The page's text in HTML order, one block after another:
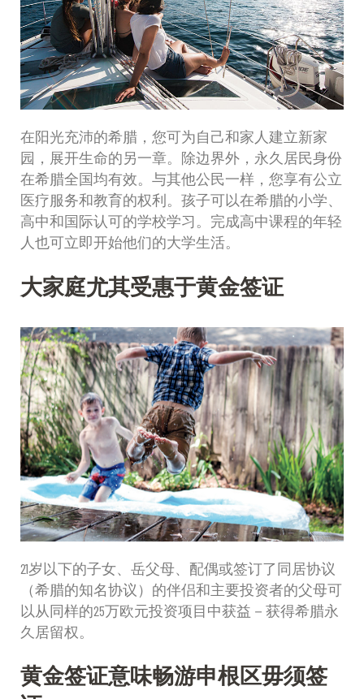
在阳光充沛的希腊，您可为自己和家人建立新家
园，展开生命的另一章。除边界外，永久居民身份
在希腊全国均有效。与其他公民一样，您享有公立
医疗服务和教育的权利。孩子可以在希腊的小学、
高中和国际认可的学校学习。完成高中课程的年轻
人也可立即开始他们的大学生活。
大家庭尤其受惠于黄金签证
21岁以下的子女、岳父母、配偶或签订了同居协议
（希腊的知名协议）的伴侣和主要投资者的父母可
以从同样的25万欧元投资项目中获益－获得希腊永
久居留权。
黄金签证意味畅游申根区毋须签